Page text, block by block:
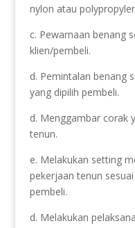
nylon atau
c. Pewarnaan benang
klien/pembeli.
d. Pemintalan benang
yang dipilih pembeli.
d. Menggambar corak
tenun.
e. Melakukan setting
pekerjaan tenun
pembeli.
d. Melakukan